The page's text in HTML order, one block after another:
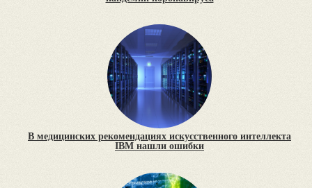
В медицинских рекомендациях искусственного интеллекта
IBM нашли ошибки